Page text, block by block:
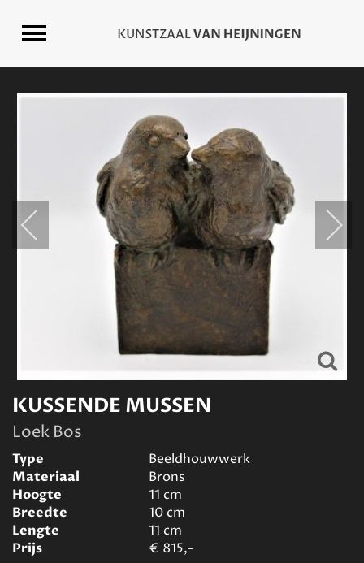
KUSSENDE MUSSEN
Loek Bos
Type
Beeldhouwwerk
Materiaal
Brons
Hoogte
11 cm
Breedte
10cm
Lengte
11 cm
Prijs
€ 815,-